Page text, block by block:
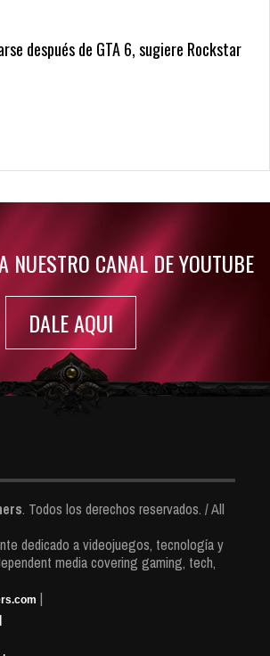
después de GTA 6, sugiere Rockstar
primeros detalles de Resident Evil 9
NUESTRO CANAL DE YOUTUBE
DALE AQUI
. Todos los derechos reservados. / All
dedicado a videojuegos, tecnología y
media covering gaming, tech,
|